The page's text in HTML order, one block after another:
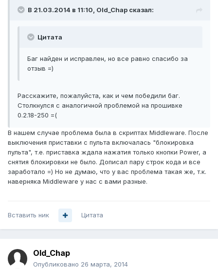
В 21.03.2014 в 11:10, Old_Chap сказал:
Цитата
Баг найден и исправлен, но все равно спасибо за
отзыв =)
Расскажите, пожалуйста, как и чем победили баг.
Столкнулся с аналогичной проблемой на прошивке
0.2.18-250 =(
В нашем случае проблема была в скриптах Middleware. После
выключения приставки с пульта включалась "блокировка
пульта", т.е. приставка ждала нажатия только кнопки Power, а
снятия блокировки не было. Дописал пару строк кода и все
заработало =) Но не думаю, что у вас проблема такая же, т.к.
наверняка Middleware у нас с вами разные.
Вставить ник Цитата
Old_Chap
Опубликовано 26 марта, 2014